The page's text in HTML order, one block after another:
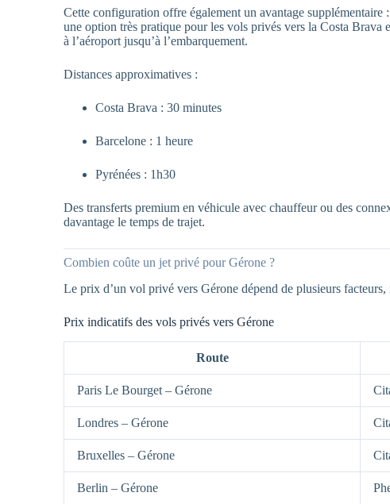
Cette configuration offre également un avantage
une option très pratique pour les vols privés vers la Costa Brava
à l’aéroport jusqu’à l’embarquement.
Distances approximatives :
Costa Brava : 30 minutes
Barcelone : 1 heure
Pyrénées : 1h30
Des transferts premium en véhicule avec chauffeur ou des
davantage le temps de trajet.
Combien coûte un jet privé pour Gérone ?
Le prix d’un vol privé vers Gérone dépend de plusieurs
Prix indicatifs des vols privés vers Gérone
Route
Paris Le Bourget – Gérone
Londres – Gérone
Bruxelles – Gérone
Berlin – Gérone